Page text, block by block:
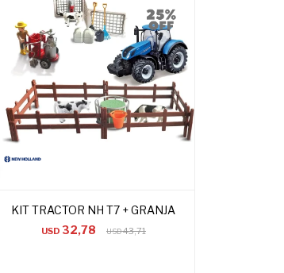
KIT TRACTOR NH T7 + GRANJA
USD 32,78 USD43,71